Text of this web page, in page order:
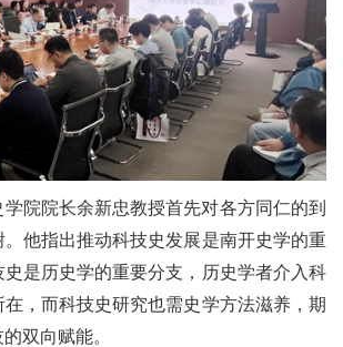
院院长余新忠教授首先对各方同仁的到
他指出推动科技史发展是南开史学的重
是历史学的重要分支，历史学者介入科
，而科技史研究也需史学方法滋养，期
双向赋能。